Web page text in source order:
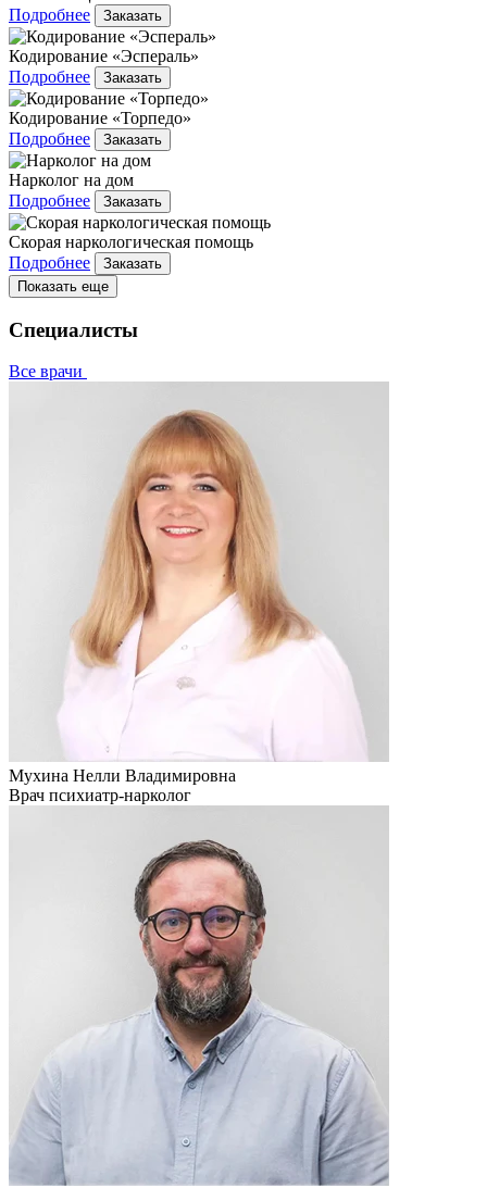
Подробнее
Заказать
Кодирование «Эспераль»
Подробнее
Заказать
Кодирование «Торпедо»
Подробнее
Заказать
Нарколог на дом
Подробнее
Заказать
Скорая наркологическая помощь
Подробнее
Заказать
Показать еще
Специалисты
Все врачи
Мухина Нелли Владимировна
Врач психиатр-нарколог